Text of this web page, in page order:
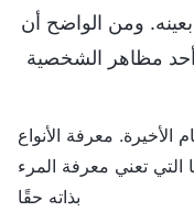
ومن الواضح أن
أحد مظاهر الشخصية
الأيام الأخيرة. معرفة الأنواع
تعني معرفة المرء
بذاته حقًا